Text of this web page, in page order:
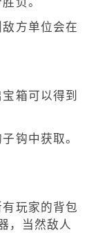
方单位会在
箱可以得到
钩中获取。
玩家的背包
，当然敌人